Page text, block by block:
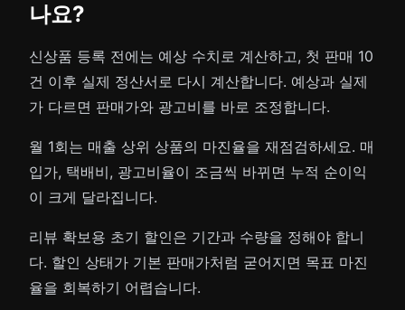
나요?
신상품 등록 전에는 예상 수치로 계산하고, 첫 판매 10
건 이후 실제 정산서로 다시 계산합니다. 예상과 실제
가 다르면 판매가와 광고비를 바로 조정합니다.
월 1회는 매출 상위 상품의 마진율을 재점검하세요. 매
입가, 택배비, 광고비율이 조금씩 바뀌면 누적 순이익
이 크게 달라집니다.
리뷰 확보용 초기 할인은 기간과 수량을 정해야 합니
다. 할인 상태가 기본 판매가처럼 굳어지면 목표 마진
율을 회복하기 어렵습니다.